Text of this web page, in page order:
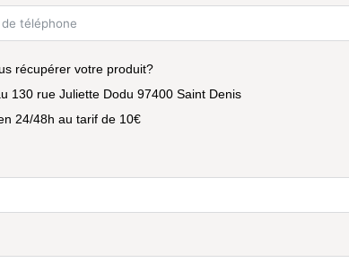
récupérer votre produit?
130 rue Juliette Dodu 97400 Saint Denis
24/48h au tarif de 10€